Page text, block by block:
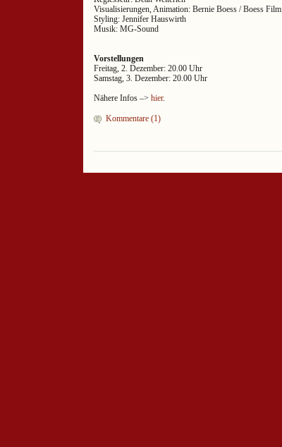
Visualisierungen, Animation: Bernie Boess / Boess Film
Styling: Jennifer Hauswirth
Musik: MG-Sound
Vorstellungen
Freitag, 2. Dezember: 20.00 Uhr
Samstag, 3. Dezember: 20.00 Uhr
Nähere Infos –> hier.
Kommentare (1)